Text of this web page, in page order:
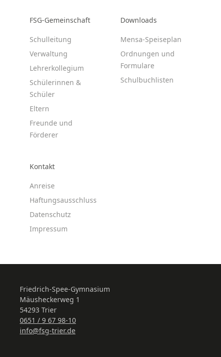
FSG-Gemeinschaft
Schulleitung
Verwaltung
Lehrerkollegium
Schülerinnen &
Schüler
Eltern
Freunde und
Förderer
Downloads
Mensa-Speiseplan
Ordnungen und
Formulare
Schulbuchlisten
Kontakt
Anreise
Haftungsausschluss
Datenschutz
Impressum
Friedrich-Spee-Gymnasium
Mäusheckerweg 1
54293 Trier
0651 / 9 67 98-10
info@fsg-trier.de